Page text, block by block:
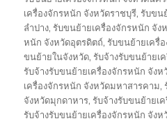
เครื่องจักรหนัก จังหวัดราชบุรี,รับขน
ลำปาง,รับขนย้ายเครื่องจักรหนัก จัง
หนัก จังหวัดอุตรดิตถ์,รับขนย้ายเครื่
ขนย้ายในจังหวัด,รับจ้างรับขนย้ายเ
รับจ้างรับขนย้ายเครื่องจักรหนัก จังห
เครื่องจักรหนัก จังหวัดมหาสารคาม,
จังหวัดมุกดาหาร,รับจ้างรับขนย้ายเ
รับจ้างรับขนย้ายเครื่องจักรหนัก จังห